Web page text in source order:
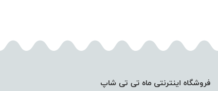
فروشگاه اینترنتی ماه تی تی شاپ